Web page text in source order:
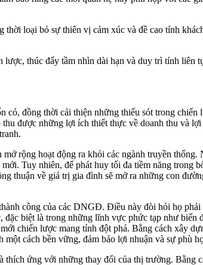
loại bỏ sự thiên vị cảm xúc và đề cao tính
thúc đẩy tầm nhìn dài hạn và duy trì tính liên
có, đồng thời cải thiện những thiếu sót trong chiến
được những lợi ích thiết thực về doanh thu và lợi
rộng hoạt động ra khỏi các ngành truyền thống.
Tuy nhiên, để phát huy tối đa tiềm năng trong
thuận về giá trị gia đình sẽ mở ra những con
công của các DNGĐ. Điều này đòi hỏi họ
biệt là trong những lĩnh vực phức tạp như biến
chiến lược mang tính đột phá. Bằng cách xây
cách bền vững, đảm bảo lợi nhuận và sự phù
ứng với những thay đổi của thị trường. Bằng